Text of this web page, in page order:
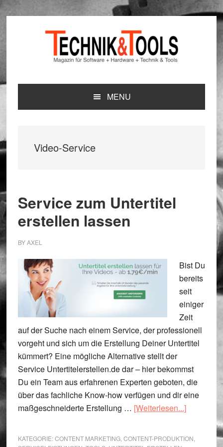
Zur
Hauptnavigation
Zum
Inhalt
Zur
Seitenspalte
MENU
Video-Service
Service zum Untertitel
erstellen lassen
BYAXEL
Bist Du
bereits
seit
einiger
Zeit
auf der Suche nach einem Service, der professionell
vorgeht und sich um die Erstellung Deiner Untertitel
kümmert? Eine mögliche Alternative stellt der
Service Untertitelerstellen.de dar – hier bekommst
Du ein Team aus erfahrenen Experten geboten, die
über das fachliche Know-how verfügen und dir eine
maßgeschneiderte Erstellung … [Weiterlesen...]
Untertitel
KATEGORIE:CONTENT MARKETING, CONTENT-PRODUKTION